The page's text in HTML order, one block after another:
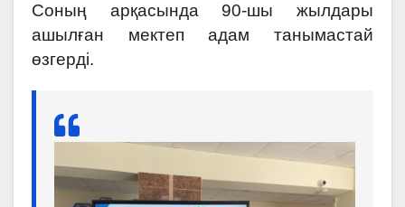
Соның арқасында 90-шы жылдары
ашылған мектеп адам танымастай
өзгерді.